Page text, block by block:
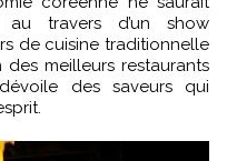
travers d’un show
de cuisine traditionnelle
meilleurs restaurants
des saveurs qui